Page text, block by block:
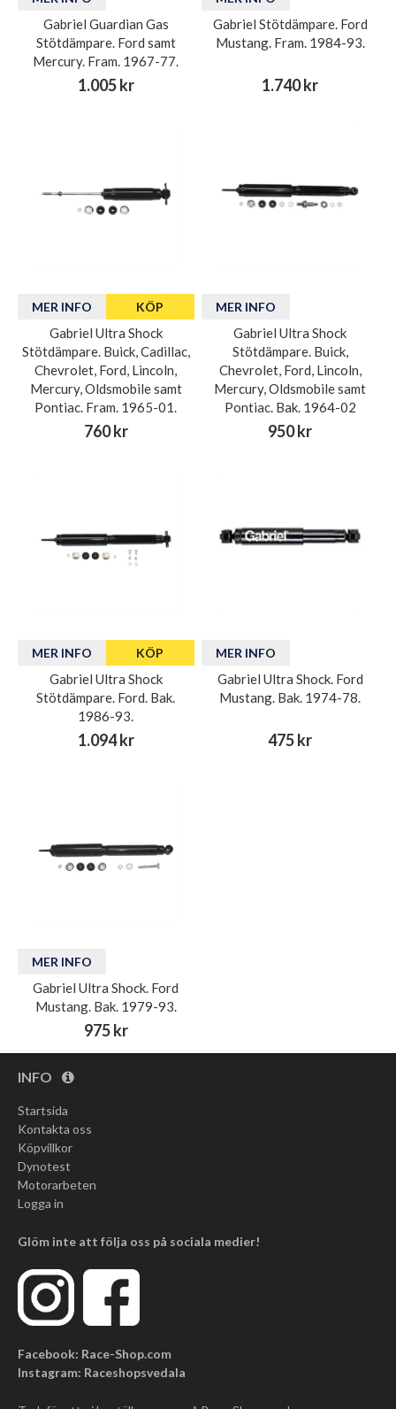
Gabriel Guardian Gas
Stötdämpare. Ford samt
Mercury. Fram. 1967-77.
1.005 kr
Gabriel Stötdämpare. Ford
Mustang. Fram. 1984-93.
1.740 kr
MER INFO KÖP
Gabriel Ultra Shock
Stötdämpare. Buick, Cadillac,
Chevrolet, Ford, Lincoln,
Mercury, Oldsmobile samt
Pontiac. Fram. 1965-01.
760 kr
MER INFO
Gabriel Ultra Shock
Stötdämpare. Buick,
Chevrolet, Ford, Lincoln,
Mercury, Oldsmobile samt
Pontiac. Bak. 1964-02
950 kr
MER INFO KÖP
Gabriel Ultra Shock
Stötdämpare. Ford. Bak.
1986-93.
1.094 kr
MER INFO
Gabriel Ultra Shock. Ford
Mustang. Bak. 1974-78.
475 kr
MER INFO
Gabriel Ultra Shock. Ford
Mustang. Bak. 1979-93.
975 kr
INFO
Startsida
Kontakta oss
Köpvillkor
Dynotest
Motorarbeten
Logga in
Glöm inte att följa oss på sociala medier!
Facebook: Race-Shop.com
Instagram: Raceshopsvedala